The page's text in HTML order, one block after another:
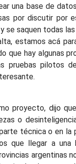
una base de
por discutir por
se saquen todas
estamos acá
que hay algunas
pruebas pilotos
proyecto, dijo
o
técnica o en la
que llegar a una
argentinas